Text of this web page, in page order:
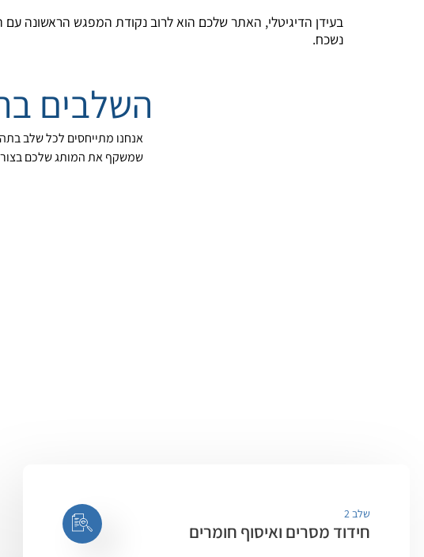
בעידן הדיגיטלי, האתר שלכם הוא לרוב נקודת המפגש הראשונה
נשכח.
השלבים
אנחנו מתייחסים לכל שלב
שמשקף את המותג שלכם
שלב 2
חידוד מסרים ואיסוף חומרים